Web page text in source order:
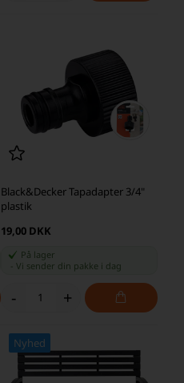
Black&Decker Tapadapter 3/4"
plastik
19,00 DKK
På lager
Vi sender din pakke i dag
- +
Nyhed